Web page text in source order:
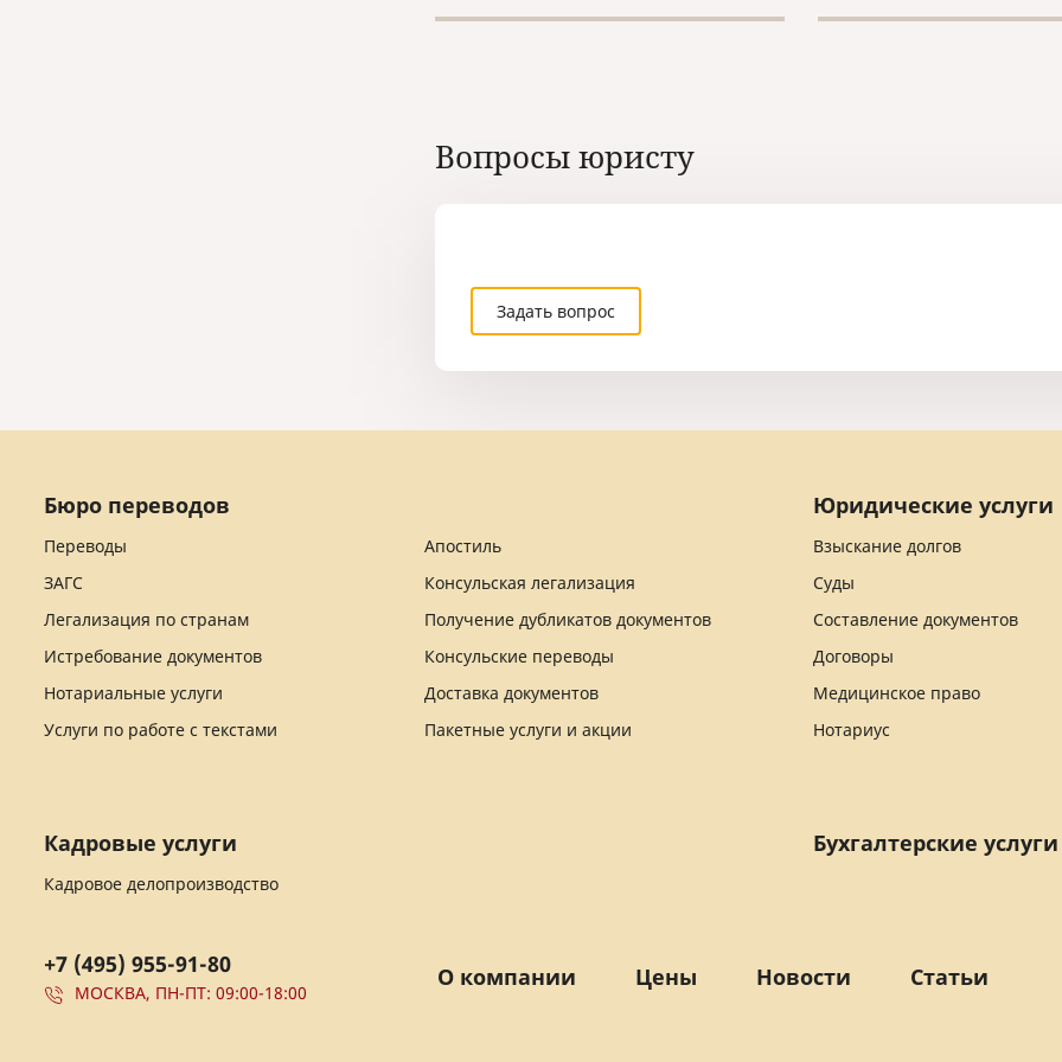
например, с переводом
Вопросы юристу
Задать вопрос
Бюро переводов
Переводы
Апостиль
ЗАГС
Консульская легализация
Легализация по странам
Получение дубликатов документов
Истребование документов
Консульские переводы
Нотариальные услуги
Доставка документов
Услуги по работе с текстами
Пакетные услуги и акции
Юридические услуги
Взыскание долгов
Суды
Составление документов
Договоры
Медицинское право
Нотариус
Кадровые услуги
Кадровое делопроизводство
Бухгалтерские услуги
+7 (495) 955-91-80
МОСКВА, ПН-ПТ: 09:00-18:00
О компании Цены Новости Статьи